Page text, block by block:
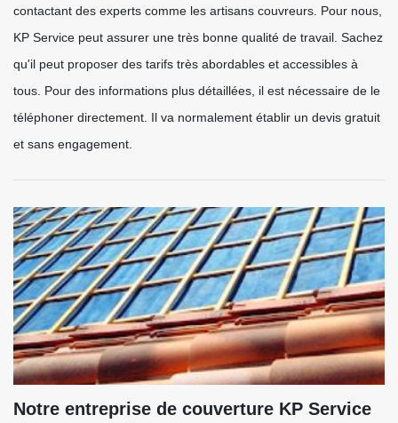
contactant des experts comme les artisans couvreurs. Pour nous,
KP Service peut assurer une très bonne qualité de travail. Sachez
qu'il peut proposer des tarifs très abordables et accessibles à
tous. Pour des informations plus détaillées, il est nécessaire de le
téléphoner directement. Il va normalement établir un devis gratuit
et sans engagement.
Notre entreprise de couverture KP Service